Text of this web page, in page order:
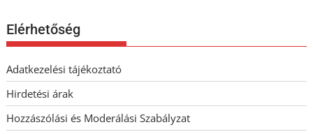
Elérhetőség
Adatkezelési tájékoztató
Hirdetési árak
Hozzászólási és Moderálási Szabályzat